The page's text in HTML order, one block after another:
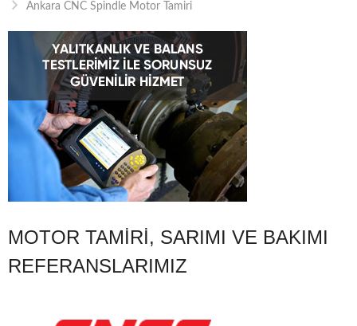
Ankara CNC Spindle Motor Tamiri
MOTOR TAMIRI, SARIMI VE BAKIMI
REFERANSLARIMIZ